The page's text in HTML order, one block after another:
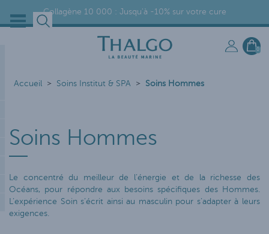
Collagène 10 000 : Jusqu'à -10% sur votre cure
0
Accueil Soins Institut & SPA Soins Hommes
Soins Hommes
Le concentré du meilleur de l’énergie et de la richesse des
Océans, pour répondre aux besoins spécifiques des Hommes.
L’expérience Soin s’écrit ainsi au masculin pour s’adapter à leurs
exigences.